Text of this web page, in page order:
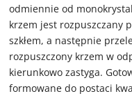
odmiennie od
krzem jest rozpuszczany
szkłem, a następnie
rozpuszczony krzem w
kierunkowo zastyga.
formowane do postaci